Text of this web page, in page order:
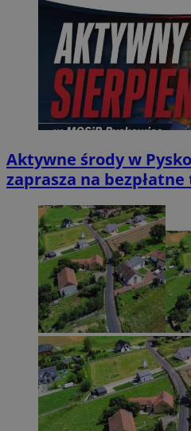
Aktywne środy w
zaprasza na